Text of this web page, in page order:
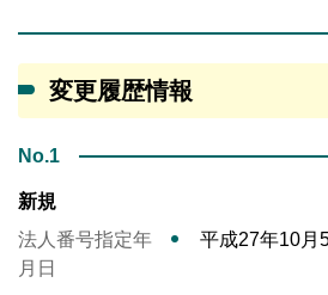
変更履歴情報
No.1
新規
法人番号指定年
月日
平成27年10月